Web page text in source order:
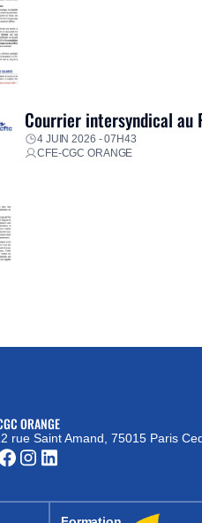
Courrier intersyndical
4 JUIN 2026 - 07H43
CFE-CGC ORANGE
ORANGE
rue Saint Amand, 75015 Paris
fenêtre)